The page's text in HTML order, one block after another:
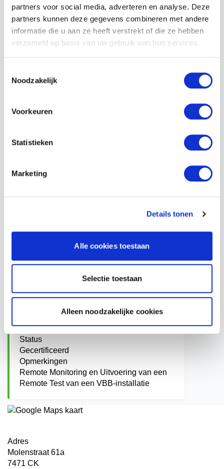
partners voor social media, adverteren en analyse. Deze
partners kunnen deze gegevens combineren met andere
informatie die u aan ze heeft verstrekt of die ze hebben
verzameld op basis van uw gebruik van hun services.
Noodzakelijk
Voorkeuren
Statistieken
Marketing
Details tonen
Alle cookies toestaan
Selectie toestaan
Alleen noodzakelijke cookies
ONTRUIMINGSALARMINSTALLATIES:
Start datum
Gecertificeerd
Test Systeem voor VBB-installaties
VBB DEELINSTALLATIES
10 december, 2024
Status
Gecertificeerd
Opmerkingen
Remote Monitoring en Uitvoering van een
Remote Test van een VBB-installatie
Adres
Molenstraat 61a
7471 CK